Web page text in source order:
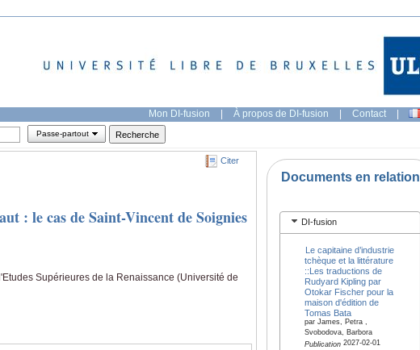
Mon DI-fusion | À propos de DI-fusion | Contact |
Passe-partout
Citer
: le cas de Saint-Vincent de Soignies
Supérieures de la Renaissance (Université de
Documents en relation
DI-fusion
Le capitaine d’industrie
tchèque et la littérature
::Les traductions de
Rudyard Kipling par
Otokar Fischer pour la
maison d'édition de
Tomas Bata
par James, Petra ,
Svobodova, Barbora
Publication2027-02-01